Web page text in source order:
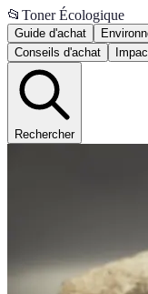
📂 Toner Écologique
Guide d'achat
Conseils d'achat
Rechercher